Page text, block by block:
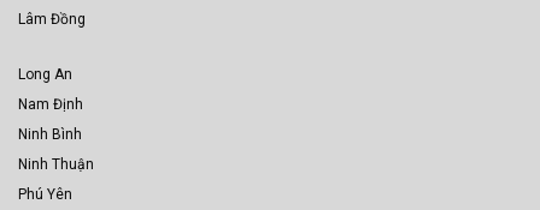
Lâm Đồng
Long An
Nam Định
Ninh Bình
Ninh Thuận
Phú Yên